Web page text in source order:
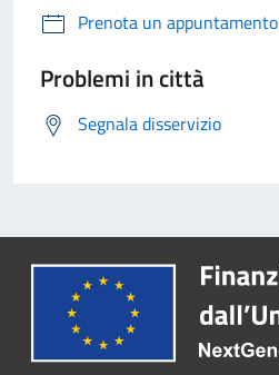
Prenota un appuntamento
Problemi in città
Segnala disservizio